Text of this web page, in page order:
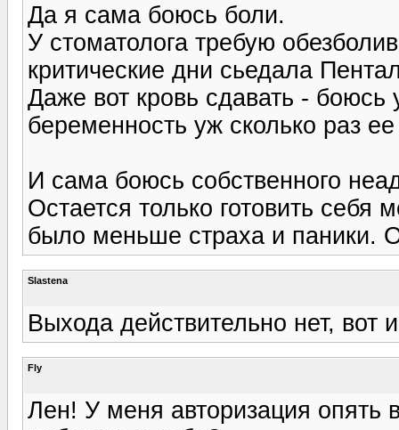
Да я сама боюсь боли.
У стоматолога требую
критические дни сьедала
Даже вот кровь сдавать - боюсь
беременность уж сколько раз
И сама боюсь собственного
Остается только готовить
было меньше страха и паники.
Slastena
Выхода действительно нет, вот
Fly
Лен! У меня авторизация